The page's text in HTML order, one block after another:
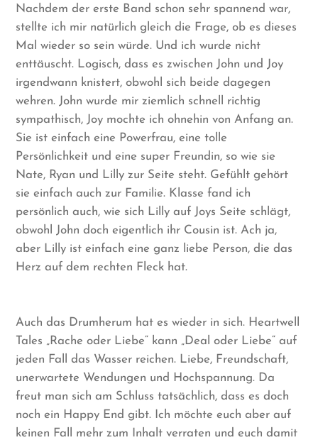
Nachdem der erste Band schon sehr spannend war,
stellte ich mir natürlich gleich die Frage, ob es dieses
Mal wieder so sein würde. Und ich wurde nicht
enttäuscht. Logisch, dass es zwischen John und Joy
irgendwann knistert, obwohl sich beide dagegen
wehren. John wurde mir ziemlich schnell richtig
sympathisch, Joy mochte ich ohnehin von Anfang an.
Sie ist einfach eine Powerfrau, eine tolle
Persönlichkeit und eine super Freundin, so wie sie
Nate, Ryan und Lilly zur Seite steht. Gefühlt gehört
sie einfach auch zur Familie. Klasse fand ich
persönlich auch, wie sich Lilly auf Joys Seite schlägt,
obwohl John doch eigentlich ihr Cousin ist. Ach ja,
aber Lilly ist einfach eine ganz liebe Person, die das
Herz auf dem rechten Fleck hat.
Auch das Drumherum hat es wieder in sich. Heartwell
Tales „Rache oder Liebe“ kann „Deal oder Liebe“ auf
jeden Fall das Wasser reichen. Liebe, Freundschaft,
unerwartete Wendungen und Hochspannung. Da
freut man sich am Schluss tatsächlich, dass es doch
noch ein Happy End gibt. Ich möchte euch aber auf
keinen Fall mehr zum Inhalt verraten und euch damit